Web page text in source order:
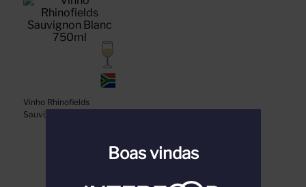
Vinho Rhinofields
Sauvignon Blanc
Boas vindas